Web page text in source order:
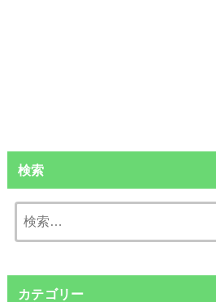
検索
索:
カテゴリー